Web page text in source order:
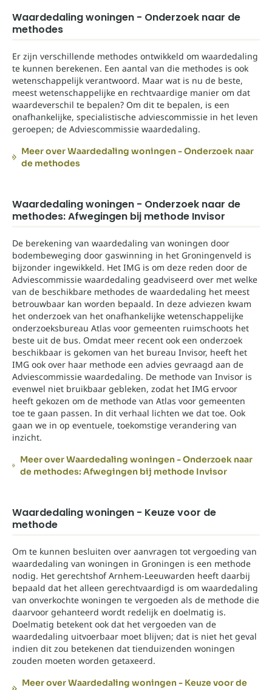
Waardedaling woningen - Onderzoek naar de
methodes
Er zijn verschillende methodes ontwikkeld om waardedaling
te kunnen berekenen. Een aantal van die methodes is ook
wetenschappelijk verantwoord. Maar wat is nu de beste,
meest wetenschappelijke en rechtvaardige manier om dat
waardeverschil te bepalen? Om dit te bepalen, is een
onafhankelijke, specialistische adviescommissie in het leven
geroepen; de Adviescommissie waardedaling.
Meer over Waardedaling woningen - Onderzoek naar
de methodes
Waardedaling woningen - Onderzoek naar de
methodes: Afwegingen bij methode Invisor
De berekening van waardedaling van woningen door
bodembeweging door gaswinning in het Groningenveld is
bijzonder ingewikkeld. Het IMG is om deze reden door de
Adviescommissie waardedaling geadviseerd over met welke
van de beschikbare methodes de waardedaling het meest
betrouwbaar kan worden bepaald. In deze adviezen kwam
het onderzoek van het onafhankelijke wetenschappelijke
onderzoeksbureau Atlas voor gemeenten ruimschoots het
beste uit de bus. Omdat meer recent ook een onderzoek
beschikbaar is gekomen van het bureau Invisor, heeft het
IMG ook over haar methode een advies gevraagd aan de
Adviescommissie waardedaling. De methode van Invisor is
evenwel niet bruikbaar gebleken, zodat het IMG ervoor
heeft gekozen om de methode van Atlas voor gemeenten
toe te gaan passen. In dit verhaal lichten we dat toe. Ook
gaan we in op eventuele, toekomstige verandering van
inzicht.
Meer over Waardedaling woningen - Onderzoek naar
de methodes: Afwegingen bij methode Invisor
Waardedaling woningen - Keuze voor de
methode
Om te kunnen besluiten over aanvragen tot vergoeding van
waardedaling van woningen in Groningen is een methode
nodig. Het gerechtshof Arnhem-Leeuwarden heeft daarbij
bepaald dat het alleen gerechtvaardigd is om waardedaling
van onverkochte woningen te vergoeden als de methode die
daarvoor gehanteerd wordt redelijk en doelmatig is.
Doelmatig betekent ook dat het vergoeden van de
waardedaling uitvoerbaar moet blijven; dat is niet het geval
indien dit zou betekenen dat tienduizenden woningen
zouden moeten worden getaxeerd.
Meer over Waardedaling woningen - Keuze voor de